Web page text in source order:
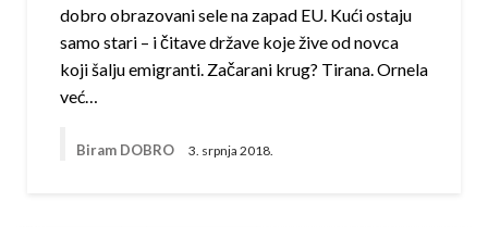
dobro obrazovani sele na zapad EU. Kući ostaju
samo stari – i čitave države koje žive od novca
koji šalju emigranti. Začarani krug? Tirana. Ornela
već…
Biram DOBRO 3. srpnja 2018.